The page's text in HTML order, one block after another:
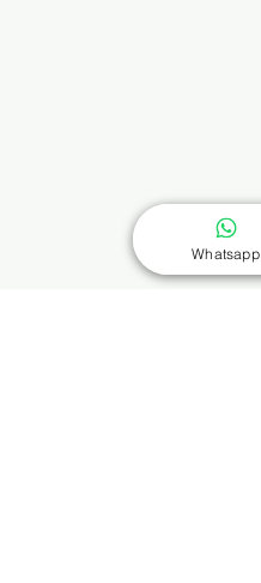
Whatsapp